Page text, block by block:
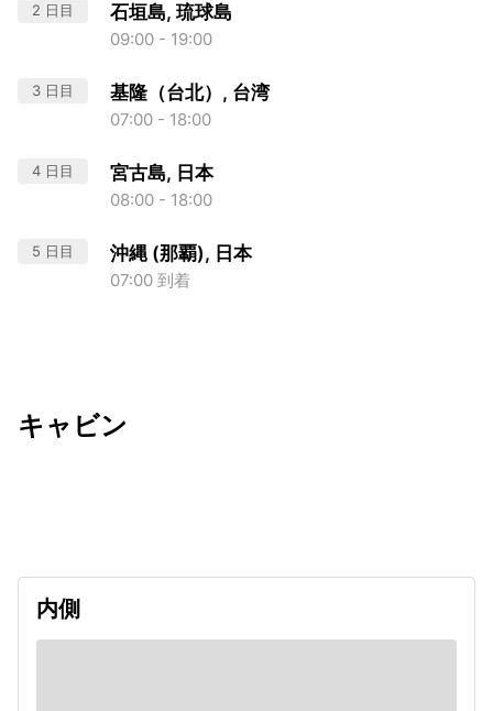
2 日目 石垣島, 琉球島
09:00 - 19:00
3 日目 基隆（台北）, 台湾
07:00 - 18:00
4 日目 宮古島, 日本
08:00 - 18:00
5 日目 沖縄 (那覇), 日本
07:00 到着
キャビン
内側